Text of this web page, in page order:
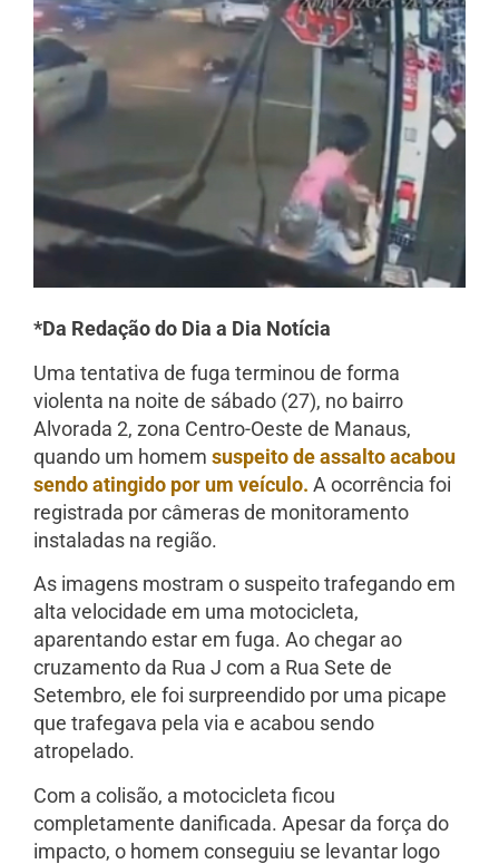
*Da Redação do Dia a Dia Notícia
Uma tentativa de fuga terminou de forma
violenta na noite de sábado (27), no bairro
Alvorada 2, zona Centro-Oeste de Manaus,
quando um homem suspeito de assalto acabou
sendo atingido por um veículo. A ocorrência foi
registrada por câmeras de monitoramento
instaladas na região.
As imagens mostram o suspeito trafegando em
alta velocidade em uma motocicleta,
aparentando estar em fuga. Ao chegar ao
cruzamento da Rua J com a Rua Sete de
Setembro, ele foi surpreendido por uma picape
que trafegava pela via e acabou sendo
atropelado.
Com a colisão, a motocicleta ficou
completamente danificada. Apesar da força do
impacto, o homem conseguiu se levantar logo